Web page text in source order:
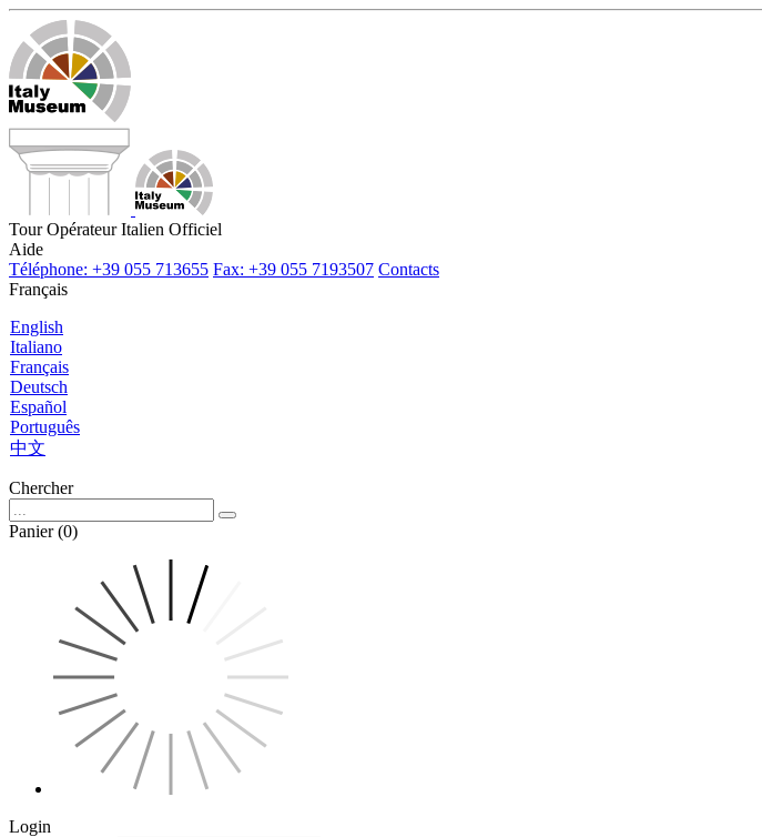
Tour Opérateur Italien Officiel
Aide
Téléphone: +39 055 713655 Fax: +39 055 7193507 Contacts
Français
English
Italiano
Français
Deutsch
Español
Português
中文
Chercher
Panier (0)
Login